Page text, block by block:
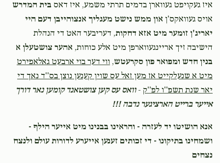
איז געקויפט געווארן בדמים תרתי משמע, איז דאס בית המדרש
אויס געוואקס'ן און ממש נישט מעגליך אנצוהייבן דעם היי
יאריג'ן זומער מיט אזא דחקות, דעריבער האט די הנהלת
הישיבה זיך אריינגעווארפן מיט אלע כוחות, אהער צושטעלן א
בנין חדש ומפואר פון סקרעטש, ווי דער בוי ארבעט גאלאפירט
מיט א שנעלקייט אז מען זאל עס שוין קענען נוצן בס''ד נאך די
יאר שנת תשפ''ו לפ''ק -וואס עס קען צושטאנד קומען נאר דורך
אייער ברייט הארציגער נדבה !!!
אנא הושיטו יד לעזרה - והראינו בבנינו מיט אייער הילף -
ושמחינו בתיקונו - די זכותים זענען אייערע לדורות עולם ולנצח
נצחים